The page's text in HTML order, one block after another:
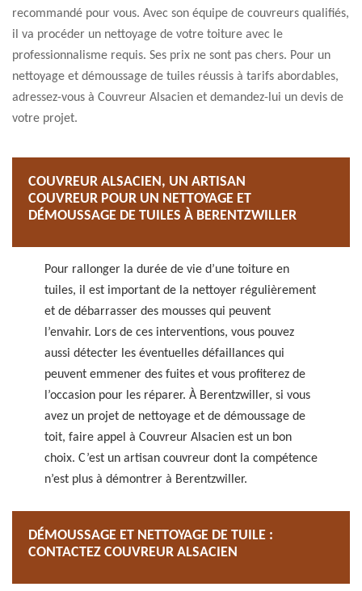
recommandé pour vous. Avec son équipe de couvreurs qualifiés,
il va procéder un nettoyage de votre toiture avec le
professionnalisme requis. Ses prix ne sont pas chers. Pour un
nettoyage et démoussage de tuiles réussis à tarifs abordables,
adressez-vous à Couvreur Alsacien et demandez-lui un devis de
votre projet.
COUVREUR ALSACIEN, UN ARTISAN
COUVREUR POUR UN NETTOYAGE ET
DÉMOUSSAGE DE TUILES À BERENTZWILLER
Pour rallonger la durée de vie d’une toiture en
tuiles, il est important de la nettoyer régulièrement
et de débarrasser des mousses qui peuvent
l’envahir. Lors de ces interventions, vous pouvez
aussi détecter les éventuelles défaillances qui
peuvent emmener des fuites et vous profiterez de
l’occasion pour les réparer. À Berentzwiller, si vous
avez un projet de nettoyage et de démoussage de
toit, faire appel à Couvreur Alsacien est un bon
choix. C’est un artisan couvreur dont la compétence
n’est plus à démontrer à Berentzwiller.
DÉMOUSSAGE ET NETTOYAGE DE TUILE :
CONTACTEZ COUVREUR ALSACIEN